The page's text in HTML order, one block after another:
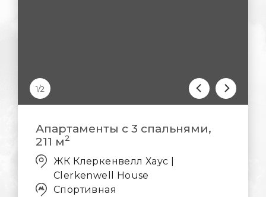
1/2
Апартаменты с 3 спальнями,
211 м2
ЖК Клеркенвелл Хаус |
Clerkenwell House
Спортивная